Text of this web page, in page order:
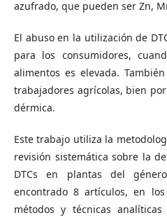
azufrado, que pueden ser Zn,
El abuso en la utilización de
para los consumidores,
alimentos es elevada.
trabajadores agrícolas, bien
dérmica.
Este trabajo utiliza la
revisión sistemática sobre la
DTCs en plantas del
encontrado 8 artículos, en
métodos y técnicas